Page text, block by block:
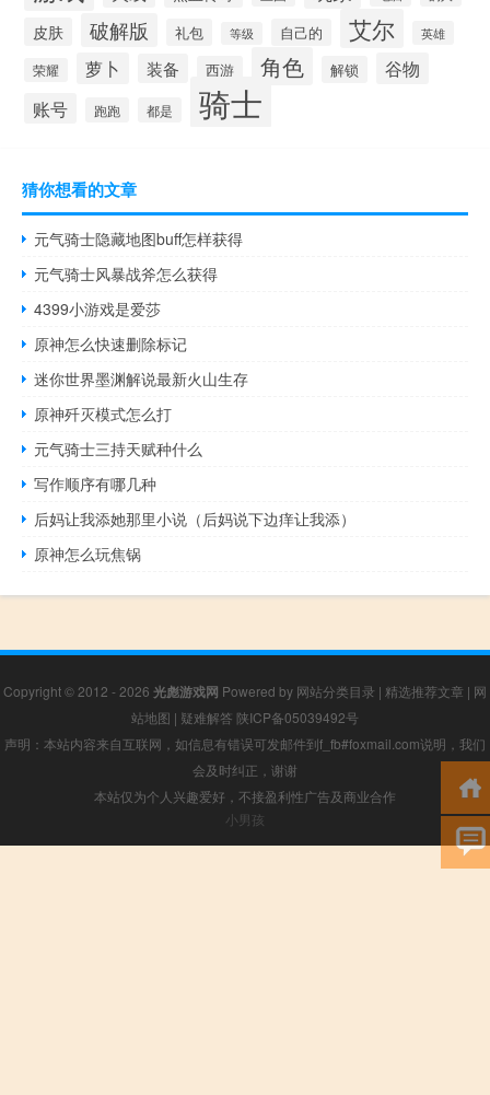
皮肤 破解版 礼包 等级 自己的 艾尔 英雄
荣耀 萝卜 装备 西游 角色 解锁 谷物
账号 跑跑 都是 骑士
猜你想看的文章
元气骑士隐藏地图buff怎样获得
元气骑士风暴战斧怎么获得
4399小游戏是爱莎
原神怎么快速删除标记
迷你世界墨渊解说最新火山生存
原神歼灭模式怎么打
元气骑士三持天赋种什么
写作顺序有哪几种
后妈让我添她那里小说（后妈说下边痒让我添）
原神怎么玩焦锅
Copyright © 2012 - 2026 光彪游戏网 Powered by 网站分类目录 | 精选推荐文章 | 网
站地图 | 疑难解答 陕ICP备05039492号
声明：本站内容来自互联网，如信息有错误可发邮件到f_fb#foxmail.com说明，我们
会及时纠正，谢谢
本站仅为个人兴趣爱好，不接盈利性广告及商业合作
小男孩